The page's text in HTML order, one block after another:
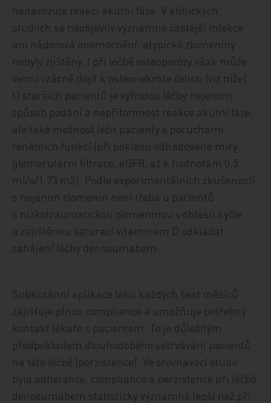
nenavozuje reakci akutní fáze. V klinických
studiích se neobjevily významně častější infekce
ani nádorová onemocnění, atypické zlomeniny
nebyly zjištěny. I při léčbě osteoporózy však může
velmi vzácně dojít k osteonekróze čelisti (viz níže).
U starších pacientů je výhodou léčby nejenom
způsob podání a nepřítomnost reakce akutní fáze,
ale také možnost léčit pacienty s poruchami
renálních funkcí (při poklesu odhadované míry
glomerulární filtrace, eGFR, až k hodnotám 0,5
ml/s/1,73 m2). Podle experimentálních zkušeností
s hojením zlomenin není třeba u pacientů
s nízkotraumatickou zlomeninou v oblasti kyčle
a zajištěnou saturací vitaminem D odkládat
zahájení léčby denosumabem.
Subkutánní aplikace léku každých šest měsíců
zajišťuje plnou compliance a umožňuje potřebný
kontakt lékaře s pacientem. To je důležitým
předpokladem dlouhodobého setrvávání pacientů
na této léčbě (perzistence). Ve srovnávací studii
byla adherence, compliance a perzistence při léčbě
denosumabem statisticky významně lepší než při